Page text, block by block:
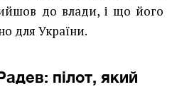
до влади, і що його
для України.
пілот, який